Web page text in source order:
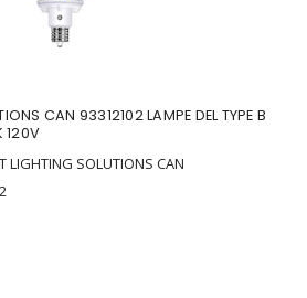
CAN 93312102 LAMPE DEL TYPE B
120V
LIGHTING SOLUTIONS CAN